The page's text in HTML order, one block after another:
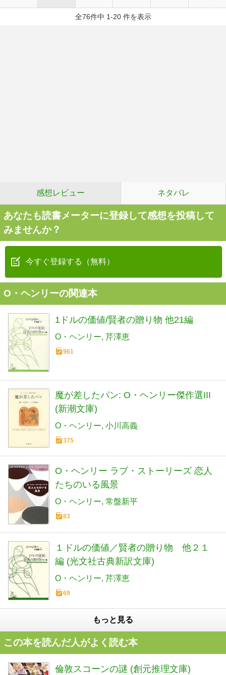
全76件中 1-20 件を表示
感想レビュー ネタバレ
あなたも読書メーターに登録して感想を投稿して
みませんか？
今すぐ登録する（無料）
O・ヘンリーの関連本
1ドルの価値/賢者の贈り物 他21編
O・ヘンリー 芹澤恵
961
魔が差したパン: O・ヘンリー傑作選III
(新潮文庫)
O・ヘンリー 小川高義
375
O・ヘンリー ラブ・ストーリーズ 恋人
たちのいる風景
O・ヘンリー 常盤新平
83
１ドルの価値／賢者の贈り物 他２１
編 (光文社古典新訳文庫)
O・ヘンリー 芹澤恵
69
もっと見る
この本を読んだ人がよく読む本
倫敦スコーンの謎 (創元推理文庫)